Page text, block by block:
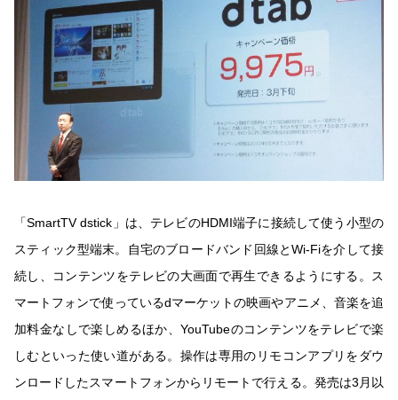
「SmartTV dstick」は、テレビのHDMI端子に接続して使う小型の
スティック型端末。自宅のブロードバンド回線とWi-Fiを介して接
続し、コンテンツをテレビの大画面で再生できるようにする。ス
マートフォンで使っているdマーケットの映画やアニメ、音楽を追
加料金なしで楽しめるほか、YouTubeのコンテンツをテレビで楽
しむといった使い道がある。操作は専用のリモコンアプリをダウ
ンロードしたスマートフォンからリモートで行える。発売は3月以